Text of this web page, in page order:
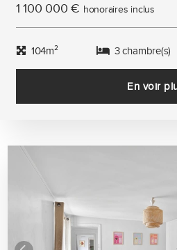
1 100 000 € honoraires inclus
104m² 3 chambre(s)
En voir